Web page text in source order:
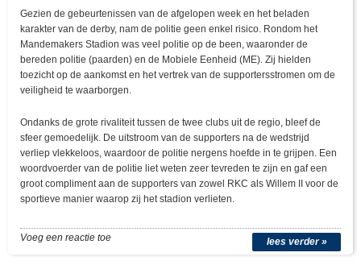
Gezien de gebeurtenissen van de afgelopen week en het beladen
karakter van de derby, nam de politie geen enkel risico. Rondom het
Mandemakers Stadion was veel politie op de been, waaronder de
bereden politie (paarden) en de Mobiele Eenheid (ME). Zij hielden
toezicht op de aankomst en het vertrek van de supportersstromen om de
veiligheid te waarborgen.
Ondanks de grote rivaliteit tussen de twee clubs uit de regio, bleef de
sfeer gemoedelijk. De uitstroom van de supporters na de wedstrijd
verliep vlekkeloos, waardoor de politie nergens hoefde in te grijpen. Een
woordvoerder van de politie liet weten zeer tevreden te zijn en gaf een
groot compliment aan de supporters van zowel RKC als Willem II voor de
sportieve manier waarop zij het stadion verlieten.
lees verder »
Voeg een reactie toe